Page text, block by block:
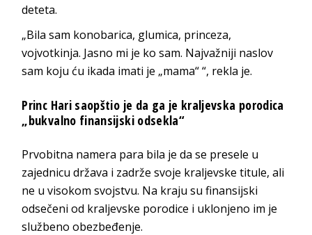
deteta.
„Bila sam konobarica, glumica, princeza,
vojvotkinja. Jasno mi je ko sam. Najvažniji naslov
sam koju ću ikada imati je „mama“ “, rekla je.
Princ Hari saopštio je da ga je kraljevska porodica
„bukvalno finansijski odsekla“
Prvobitna namera para bila je da se presele u
zajednicu država i zadrže svoje kraljevske titule, ali
ne u visokom svojstvu. Na kraju su finansijski
odsečeni od kraljevske porodice i uklonjeno im je
službeno obezbeđenje.